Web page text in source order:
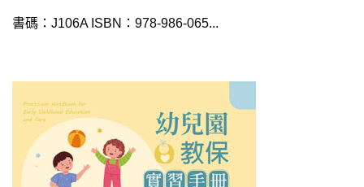
書碼：J106A ISBN：978-986-065...